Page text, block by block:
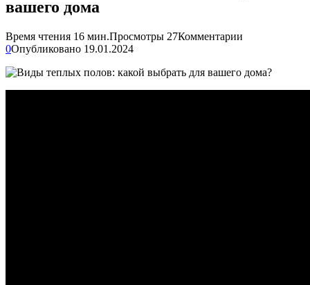
вашего дома
Время чтения 16 мин.Просмотры 27Комментарии
0Опубликовано 19.01.2024